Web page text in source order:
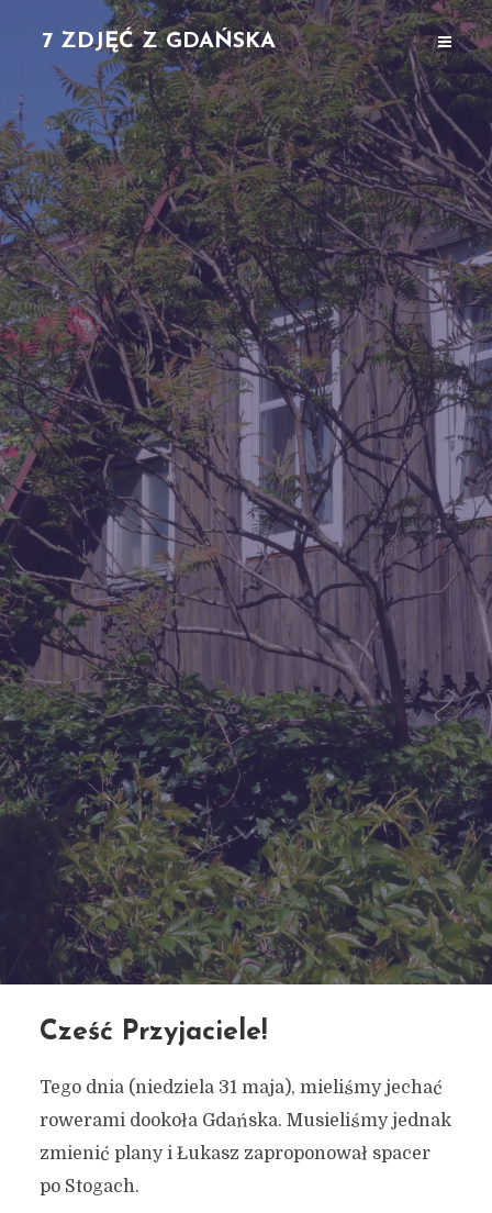
7 ZDJĘĆ Z GDAŃSKA
Cześć Przyjaciele!
Tego dnia (niedziela 31 maja), mieliśmy jechać
rowerami dookoła Gdańska. Musieliśmy jednak
zmienić plany i Łukasz zaproponował spacer
po Stogach.